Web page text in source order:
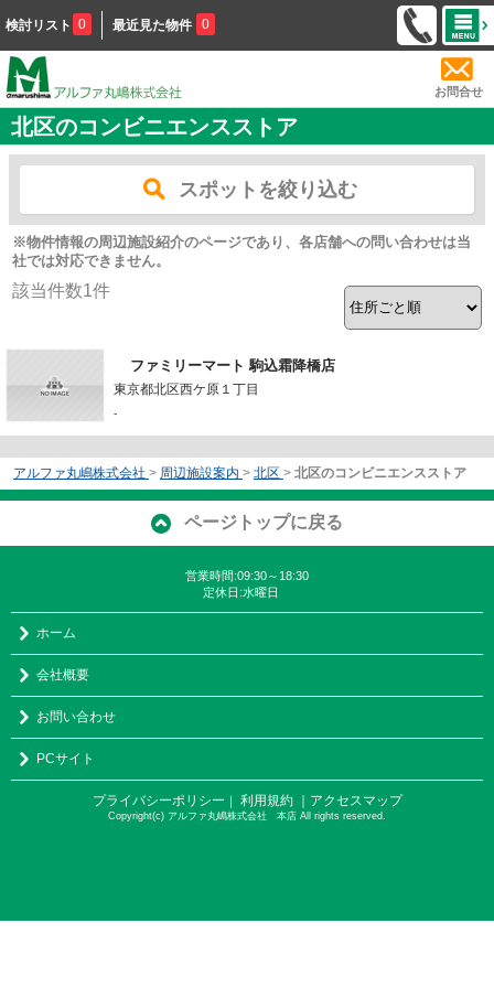
検討リスト 0 最近見た物件 0
お問合せ
北区のコンビニエンスストア
スポットを絞り込む
※物件情報の周辺施設紹介のページであり、各店舗への問い合わせは当
社では対応できません。
該当件数1件
ファミリーマート 駒込霜降橋店
東京都北区西ケ原１丁目
-
アルファ丸嶋株式会社 > 周辺施設案内 > 北区 > 北区のコンビニエンスストア
ページトップに戻る
営業時間:09:30～18:30
定休日:水曜日
ホーム
会社概要
お問い合わせ
PCサイト
プライバシーポリシー ｜ 利用規約 ｜アクセスマップ
Copyright(c) アルファ丸嶋株式会社 本店 All rights reserved.